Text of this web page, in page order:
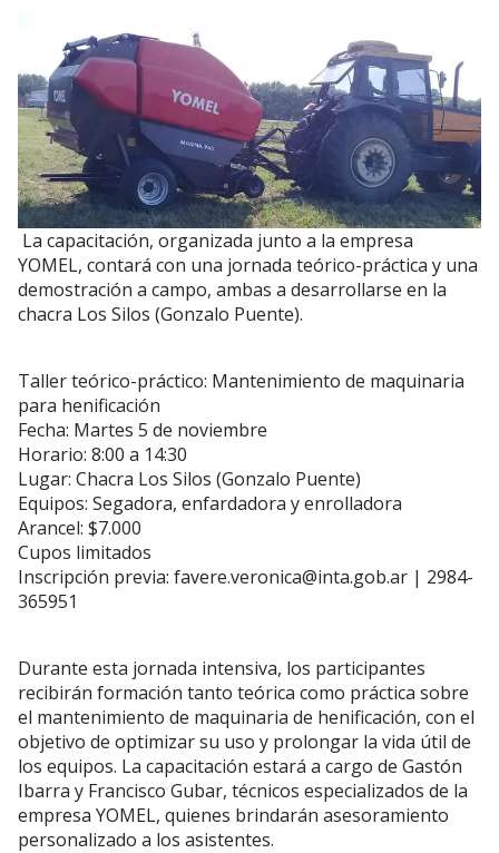
La capacitación, organizada junto a la empresa
YOMEL, contará con una jornada teórico-práctica y una
demostración a campo, ambas a desarrollarse en la
chacra Los Silos (Gonzalo Puente).
Taller teórico-práctico: Mantenimiento de maquinaria
para henificación
Fecha: Martes 5 de noviembre
Horario: 8:00 a 14:30
Lugar: Chacra Los Silos (Gonzalo Puente)
Equipos: Segadora, enfardadora y enrolladora
Arancel: $7.000
Cupos limitados
Inscripción previa: favere.veronica@inta.gob.ar | 2984-
365951
Durante esta jornada intensiva, los participantes
recibirán formación tanto teórica como práctica sobre
el mantenimiento de maquinaria de henificación, con el
objetivo de optimizar su uso y prolongar la vida útil de
los equipos. La capacitación estará a cargo de Gastón
Ibarra y Francisco Gubar, técnicos especializados de la
empresa YOMEL, quienes brindarán asesoramiento
personalizado a los asistentes.